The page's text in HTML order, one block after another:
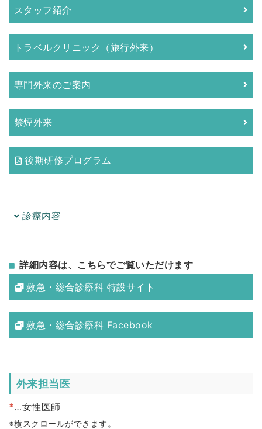
スタッフ紹介
トラベルクリニック（旅行外来）
専門外来のご案内
禁煙外来
後期研修プログラム
診療内容
詳細内容は、こちらでご覧いただけます
救急・総合診療科 特設サイト
救急・総合診療科 Facebook
外来担当医
*…女性医師